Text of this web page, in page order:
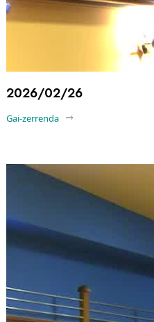
2026/02/26
Gai-zerrenda